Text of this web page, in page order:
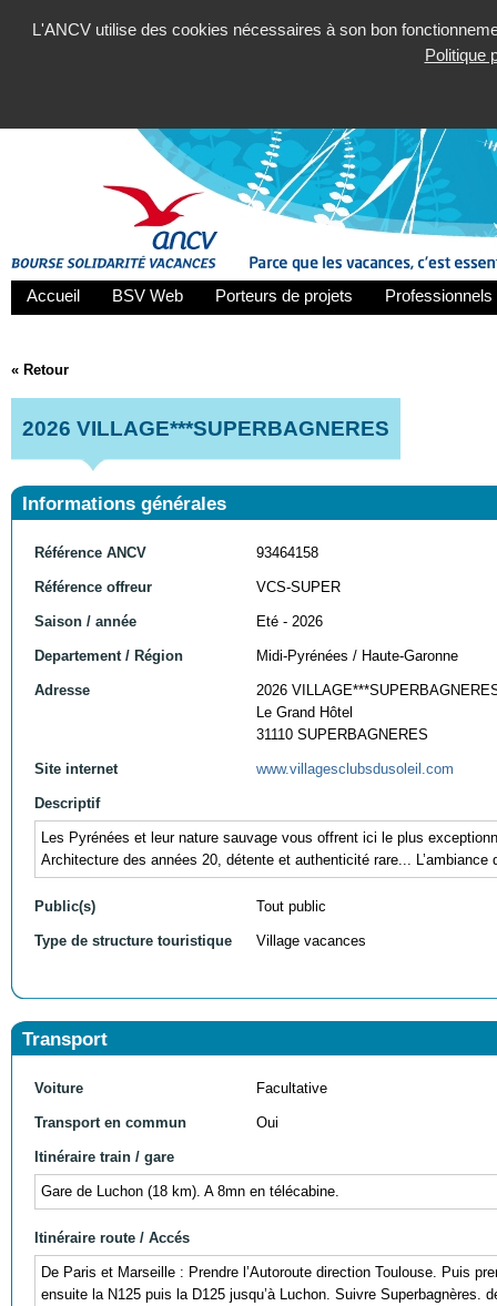
L'ANCV utilise des cookies nécessaires à son bon
Politique
Accueil BSV Web Porteurs de projets
« Retour
2026 VILLAGE***SUPERBAGNERES
Informations générales
Référence ANCV 93464158
Référence offreur VCS-SUPER
Saison / année Eté - 2026
Departement / Région Midi-Pyrénées / Haute-Garonne
Adresse
2026
Le Grand Hôtel
31110 SUPERBAGNERES
Site internet www.villagesclubsdusoleil.com
Descriptif
Les Pyrénées et leur nature sauvage vous offrent ici le plus
Architecture des années 20, détente et authenticité rare...
Public(s) Tout public
Type de structure touristique Village vacances
Transport
Voiture Facultative
Transport en commun Oui
Itinéraire train / gare
Gare de Luchon (18 km). A 8mn en télécabine.
Itinéraire route / Accés
De Paris et Marseille : Prendre l’Autoroute direction Toulouse. Puis
ensuite la N125 puis la D125 jusqu’à Luchon. Suivre Superbagnères.